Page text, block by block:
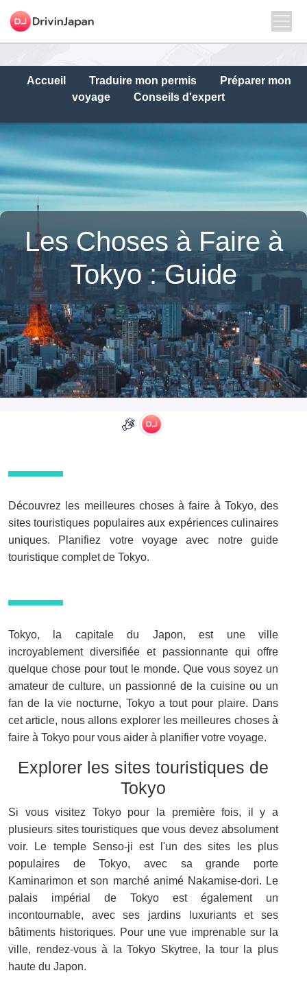
Accueil Traduire mon permis
Préparer mon
voyage
Conseils d'expert
Les Choses à Faire à
Tokyo : Guide
Découvrez les meilleures choses à faire à Tokyo, des
sites touristiques populaires aux expériences culinaires
uniques. Planifiez votre voyage avec notre guide
touristique complet de Tokyo.
Tokyo, la capitale du Japon, est une ville
incroyablement diversifiée et passionnante qui offre
quelque chose pour tout le monde. Que vous soyez un
amateur de culture, un passionné de la cuisine ou un
fan de la vie nocturne, Tokyo a tout pour plaire. Dans
cet article, nous allons explorer les meilleures choses à
faire à Tokyo pour vous aider à planifier votre voyage.
Explorer les sites touristiques de
Tokyo
Si vous visitez Tokyo pour la première fois, il y a
plusieurs sites touristiques que vous devez absolument
voir. Le temple Senso-ji est l'un des sites les plus
populaires de Tokyo, avec sa grande porte
Kaminarimon et son marché animé Nakamise-dori. Le
palais impérial de Tokyo est également un
incontournable, avec ses jardins luxuriants et ses
bâtiments historiques. Pour une vue imprenable sur la
ville, rendez-vous à la Tokyo Skytree, la tour la plus
haute du Japon.